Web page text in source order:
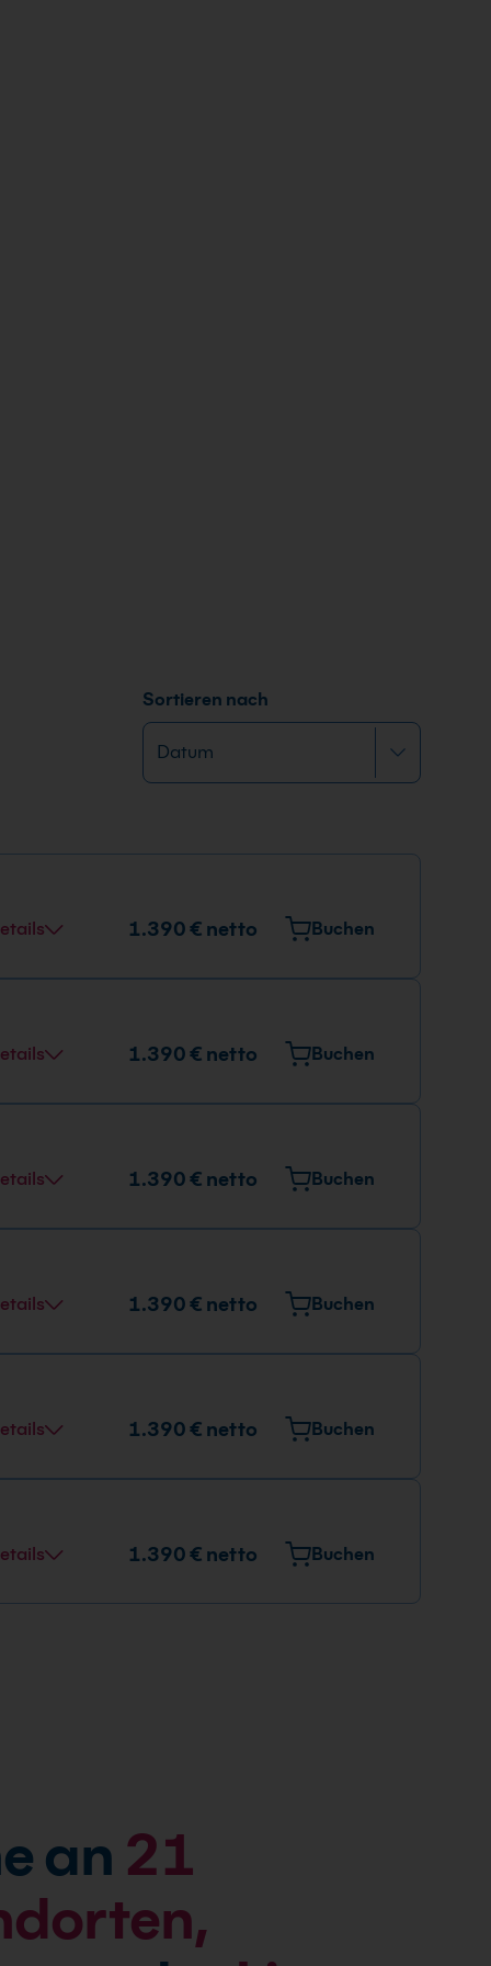
Sortieren nach
1.390 € netto Buchen
1.390 € netto Buchen
1.390 € netto Buchen
1.390 € netto Buchen
1.390 € netto Buchen
1.390 € netto Buchen
an 21